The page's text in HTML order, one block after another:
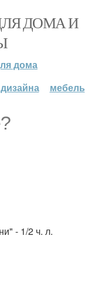
ДОМА И
дома
мебель
- 1/2 ч. л.